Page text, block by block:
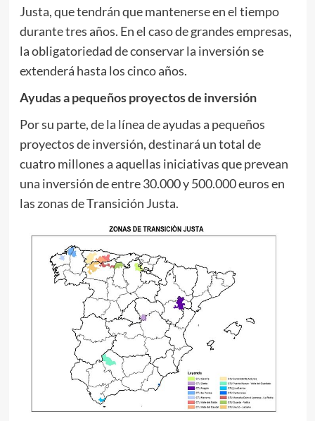
Justa, que tendrán que mantenerse en el tiempo
durante tres años. En el caso de grandes empresas,
la obligatoriedad de conservar la inversión se
extenderá hasta los cinco años.
Ayudas a pequeños proyectos de inversión
Por su parte, de la línea de ayudas a pequeños
proyectos de inversión, destinará un total de
cuatro millones a aquellas iniciativas que prevean
una inversión de entre 30.000 y 500.000 euros en
las zonas de Transición Justa.